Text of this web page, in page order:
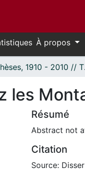
À propos
les
Résumé
Abstract not
Citation
Source: